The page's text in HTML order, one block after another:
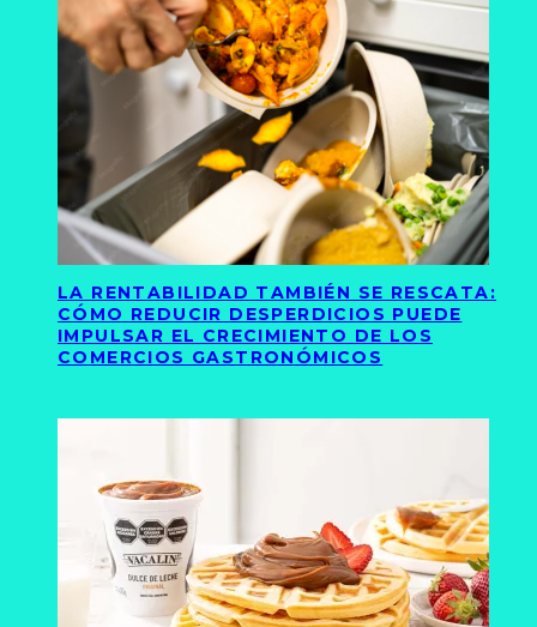
LA RENTABILIDAD TAMBIÉN SE RESCATA:
CÓMO REDUCIR DESPERDICIOS PUEDE
IMPULSAR EL CRECIMIENTO DE LOS
COMERCIOS GASTRONÓMICOS